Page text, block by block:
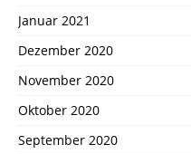
Januar 2021
Dezember 2020
November 2020
Oktober 2020
September 2020